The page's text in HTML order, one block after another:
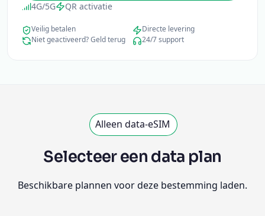
4G/5G QR activatie
Veilig betalen
Directe levering
Niet geactiveerd? Geld terug
24/7 support
Alleen data-eSIM
Selecteer een data plan
Beschikbare plannen voor deze bestemming laden.